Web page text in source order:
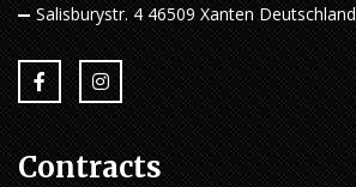
Salisburystr. 4 46509 Xanten Deutschland
Contracts